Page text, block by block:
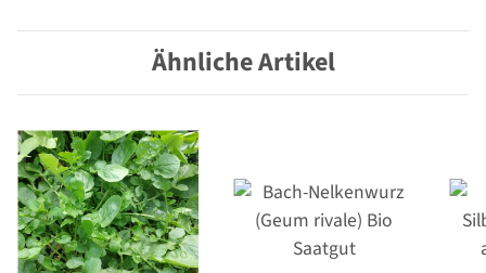
Ähnliche Artikel